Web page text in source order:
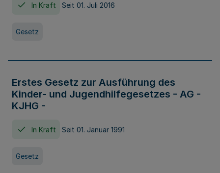
In Kraft Seit 01. Juli 2016
Gesetz
Erstes Gesetz zur Ausführung des
Kinder- und Jugendhilfegesetzes - AG -
KJHG -
In Kraft Seit 01. Januar 1991
Gesetz